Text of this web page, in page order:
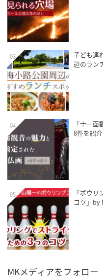
03
子ども連
辺のラン
04
「十一
8件を紹介
05
「ボウ
コツ」by
MKメディアをフォロー